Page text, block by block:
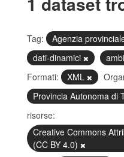
Tag:
Agenzia
dati-dinamici
Formati:
XML
Provincia Autonoma di
risorse:
Creative Commons
(CC BY 4.0)